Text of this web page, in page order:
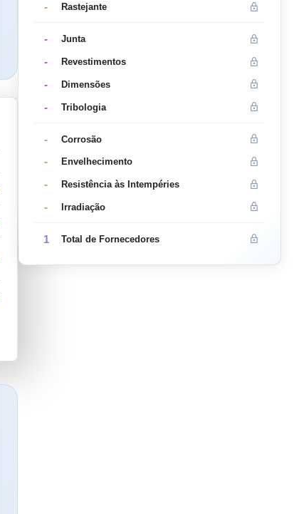
- Rastejante
- Junta
- Revestimentos
- Dimensões
- Tribologia
- Corrosão
- Envelhecimento
- Resistência às Intempéries
- Irradiação
1 Total de Fornecedores